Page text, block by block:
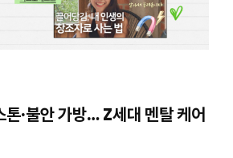
톤·불안 가방… Z세대 멘탈 케어